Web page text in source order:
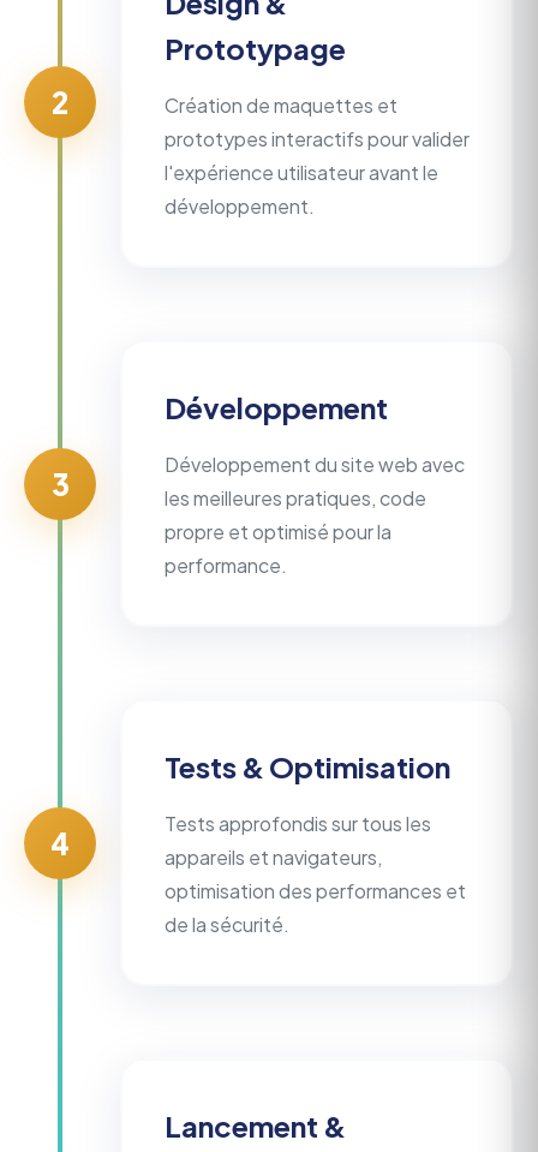
2
Prototypage
Création de maquettes et
prototypes interactifs pour valider
l'expérience utilisateur avant le
développement.
3
Développement
Développement du site web avec
les meilleures pratiques, code
propre et optimisé pour la
performance.
4
Tests & Optimisation
Tests approfondis sur tous les
appareils et navigateurs,
optimisation des performances et
de la sécurité.
Lancement &